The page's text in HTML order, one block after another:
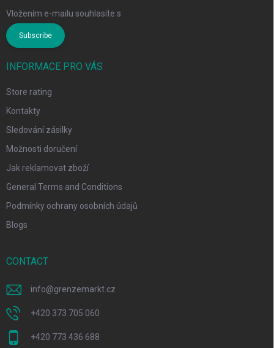
Vložením e-mailu souhlasíte s
Subscribe
INFORMACE PRO VÁS
Store rating
Kontakty
Sledování zásilky
Možnosti doručení
Jak reklamovat zboží
General Terms and Conditions
Podmínky ochrany osobních údajů
Blogs
CONTACT
info@grenzemarkt.cz
+420 373 705 060
+420 773 436 688